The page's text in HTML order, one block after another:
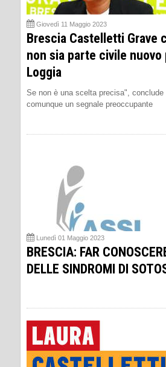
Giovedì 11 Maggio 2023
Brescia Castelletti Grave
non sia parte civile
Loggia
Se non è una scelta precisa",
comunque un segnale preoccupante
Lunedì 01 Maggio 2023
BRESCIA: FAR
DELLE SINDROMI DI